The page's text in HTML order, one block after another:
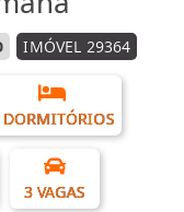
IMÓVEL 29364
3 VAGAS